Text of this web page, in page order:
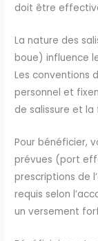
doit être
La nature des
boue) influence
Les conventions
personnel et
de salissure et
Pour bénéficier,
prévues (port
prescriptions de
requis selon
un versement